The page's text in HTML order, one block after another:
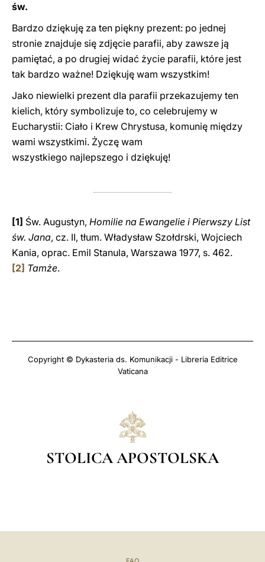
św.
Bardzo dziękuję za ten piękny prezent: po jednej
stronie znajduje się zdjęcie parafii, aby zawsze ją
pamiętać, a po drugiej widać życie parafii, które jest
tak bardzo ważne! Dziękuję wam wszystkim!
Jako niewielki prezent dla parafii przekazujemy ten
kielich, który symbolizuje to, co celebrujemy w
Eucharystii: Ciało i Krew Chrystusa, komunię między
wami wszystkimi. Życzę wam
wszystkiego najlepszego i dziękuję!
[1] Św. Augustyn, Homilie na Ewangelie i Pierwszy List
św. Jana, cz. II, tłum. Władysław Szołdrski, Wojciech
Kania, oprac. Emil Stanula, Warszawa 1977, s. 462.
[2] Tamże.
Copyright © Dykasteria ds. Komunikacji - Libreria Editrice
Vaticana
STOLICA APOSTOLSKA